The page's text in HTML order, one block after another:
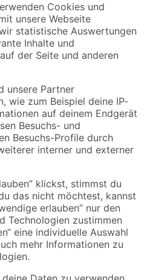
und Aktionen mehr verpassen!
Versandarten